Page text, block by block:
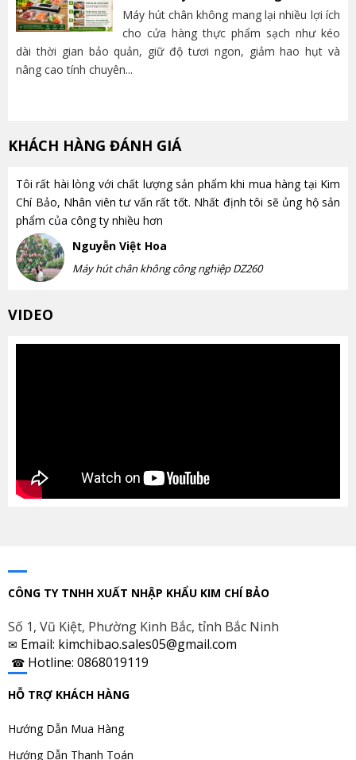
Máy hút chân không mang lại nhiều lợi ích
cho cửa hàng thực phẩm sạch như kéo
dài thời gian bảo quản, giữ độ tươi ngon, giảm hao hụt và
nâng cao tính chuyên...
KHÁCH HÀNG ĐÁNH GIÁ
Tôi rất hài lòng với chất lượng sản phẩm khi mua hàng tại Kim
Chí Bảo, Nhân viên tư vấn rất tốt. Nhất định tôi sẽ ủng hộ sản
phẩm của công ty nhiều hơn
Nguyễn Việt Hoa
Máy hút chân không công nghiệp DZ260
VIDEO
CÔNG TY TNHH XUẤT NHẬP KHẨU KIM CHÍ BẢO
Số 1, Vũ Kiệt, Phường Kinh Bắc, tỉnh Bắc Ninh
✉ Email: kimchibao.sales05@gmail.com
☎ Hotline: 0868019119
HỖ TRỢ KHÁCH HÀNG
Hướng Dẫn Mua Hàng
Hướng Dẫn Thanh Toán